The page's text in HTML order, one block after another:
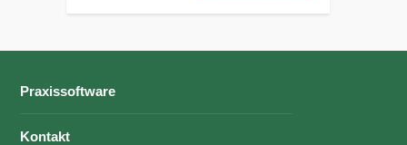
Praxissoftware
Kontakt